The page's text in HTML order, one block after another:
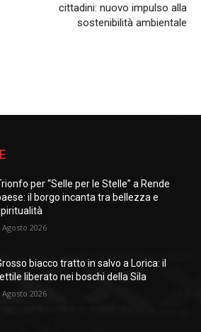
cittadini: nuovo impulso alla
sostenibilità ambientale
per “Selle per le Stelle” a Rende
il borgo incanta tra bellezza e
Agosto 2026
biacco tratto in salvo a Lorica: il
liberato nei boschi della Sila
Agosto 2026